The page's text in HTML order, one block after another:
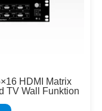
HDMI Matrix
TV Wall Funktion